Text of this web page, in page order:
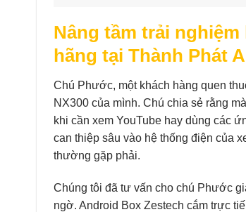
Nâng tầm trải
hãng tại Thành Phát
Chú Phước, một khách hàng quen
NX300 của mình. Chú chia sẻ rằng
khi cần xem YouTube hay dùng các
can thiệp sâu vào hệ thống điện của
thường gặp phải.
Chúng tôi đã tư vấn cho chú Phước
ngờ. Android Box Zestech cắm trực